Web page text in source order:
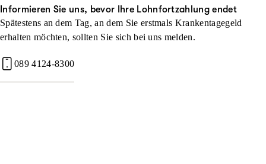
Informieren Sie uns, bevor Ihre Lohnfortzahlung endet
Spätestens an dem Tag, an dem Sie erstmals Krankentagegeld
erhalten möchten, sollten Sie sich bei uns melden.
089 4124-8300